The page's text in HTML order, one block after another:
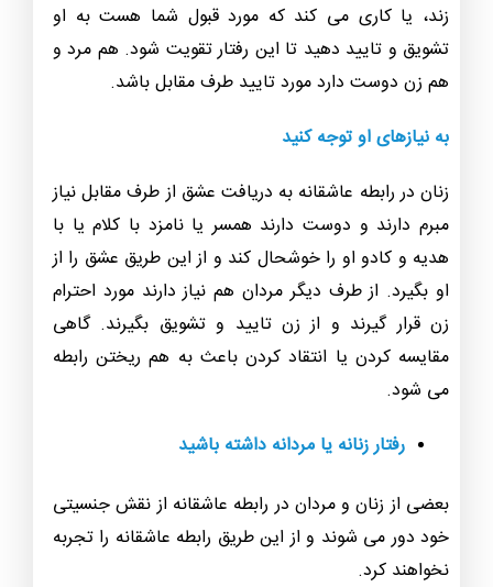
زند، یا کاری می کند که مورد قبول شما هست به او
تشویق و تایید دهید تا این رفتار تقویت شود. هم مرد و
هم زن دوست دارد مورد تایید طرف مقابل باشد.
به نیازهای او توجه کنید
زنان در رابطه عاشقانه به دریافت عشق از طرف مقابل نیاز
مبرم دارند و دوست دارند همسر یا نامزد با کلام یا با
هدیه و کادو او را خوشحال کند و از این طریق عشق را از
او بگیرد. از طرف دیگر مردان هم نیاز دارند مورد احترام
زن قرار گیرند و از زن تایید و تشویق بگیرند. گاهی
مقایسه کردن یا انتقاد کردن باعث به هم ریختن رابطه
می شود.
رفتار زنانه یا مردانه داشته باشید
بعضی از زنان و مردان در رابطه عاشقانه از نقش جنسیتی
خود دور می شوند و از این طریق رابطه عاشقانه را تجربه
نخواهند کرد.